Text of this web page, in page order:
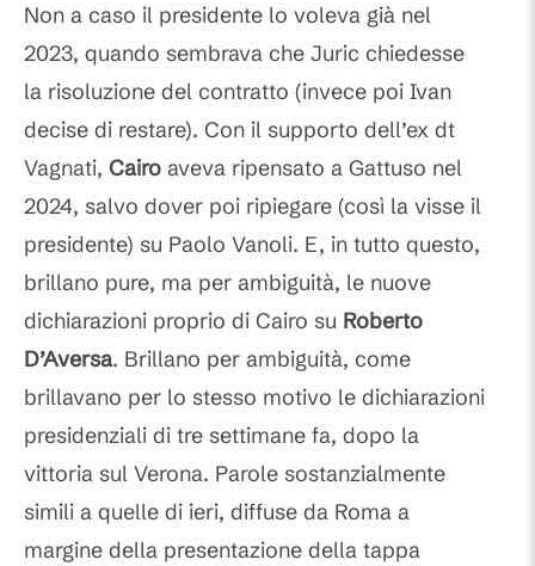
Non a caso il presidente lo voleva già nel
2023, quando sembrava che Juric chiedesse
la risoluzione del contratto (invece poi Ivan
decise di restare). Con il supporto dell’ex dt
Vagnati, Cairo aveva ripensato a Gattuso nel
2024, salvo dover poi ripiegare (così la visse il
presidente) su Paolo Vanoli. E, in tutto questo,
brillano pure, ma per ambiguità, le nuove
dichiarazioni proprio di Cairo su Roberto
D’Aversa. Brillano per ambiguità, come
brillavano per lo stesso motivo le dichiarazioni
presidenziali di tre settimane fa, dopo la
vittoria sul Verona. Parole sostanzialmente
simili a quelle di ieri, diffuse da Roma a
margine della presentazione della tappa